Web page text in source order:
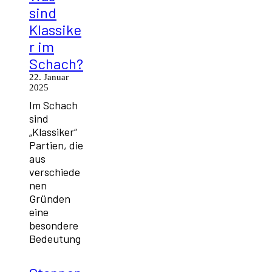
sind
Klassike
r im
Schach?
22. Januar
2025
Im Schach
sind
„Klassiker“
Partien, die
aus
verschiede
nen
Gründen
eine
besondere
Bedeutung